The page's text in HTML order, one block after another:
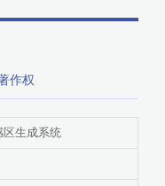
作权
生成系统